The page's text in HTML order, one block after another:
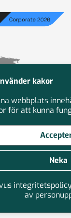
2026
kakor
webbplats
för att kunna
Neka
av